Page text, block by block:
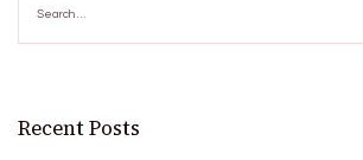
for:
Recent Posts